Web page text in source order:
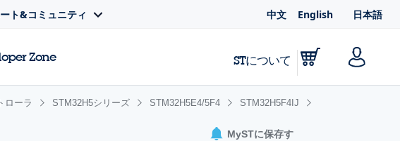
ト&コミュニティ 中文 English 日本語
Zone STについて
ローラ STM32H5シリーズ STM32H5E4/5F4 STM32H5F4IJ
MySTに保存す